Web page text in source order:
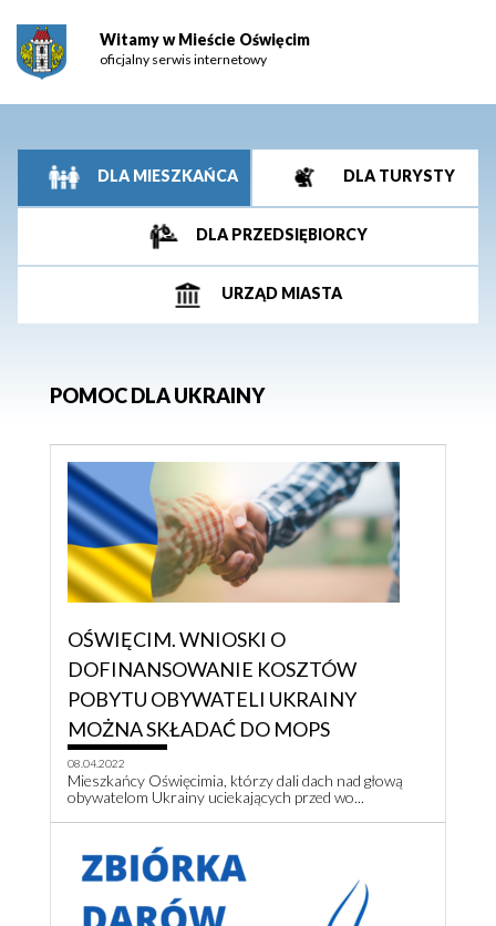
Witamy w Mieście Oświęcim
oficjalny serwis internetowy
DLA TURYSTY
DLA MIESZKAŃCA
DLA PRZEDSIĘBIORCY
URZĄD MIASTA
POMOC DLA UKRAINY
OŚWIĘCIM. WNIOSKI O
DOFINANSOWANIE KOSZTÓW
POBYTU OBYWATELI UKRAINY
MOŻNA SKŁADAĆ DO MOPS
08.04.2022
Mieszkańcy Oświęcimia, którzy dali dach nad głową
obywatelom Ukrainy uciekających przed wo...